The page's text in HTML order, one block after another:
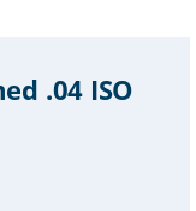
.04 ISO